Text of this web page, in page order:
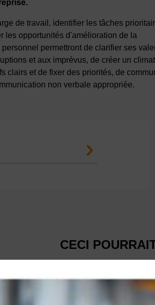
de travail, identifier les tâches
les opportunités d'amélioration de la
permettront de clarifier ses
et aux imprévus, de créer un
clairs et de fixer des priorités, de
non verbale appropriée.
CECI